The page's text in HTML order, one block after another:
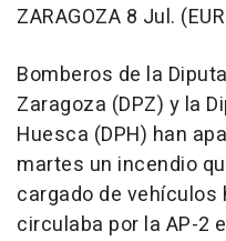
ZARAGOZA 8 Jul.
Bomberos de la
Zaragoza (DPZ) y la
Huesca (DPH) han
martes un incendio
cargado de
circulaba por la AP-2